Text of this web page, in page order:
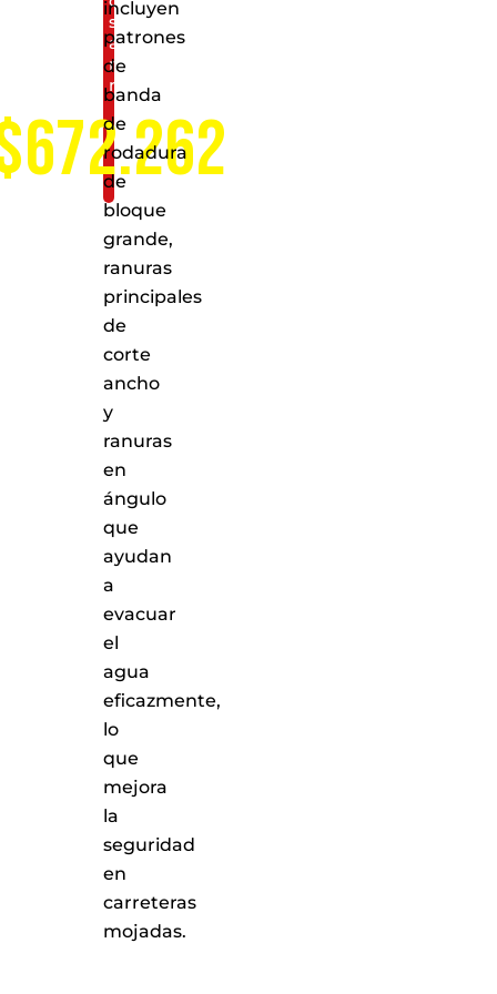
servicio
a
nivel
nacional
incluyen
patrones
de
banda
de
rodadura
de
bloque
grande,
ranuras
principales
de
corte
ancho
y
ranuras
en
ángulo
que
ayudan
a
evacuar
el
agua
eficazmente,
lo
que
mejora
la
seguridad
en
carreteras
mojadas.